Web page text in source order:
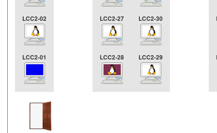
LCC2-02 LCC2-27 LCC2-30
LCC2-01 LCC2-28 LCC2-29